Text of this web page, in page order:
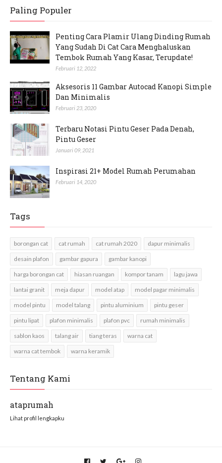
Paling Populer
Penting Cara Plamir Ulang Dinding Rumah
Yang Sudah Di Cat Cara Menghaluskan
Tembok Rumah Yang Kasar, Terupdate!
Februari 12, 2022
Aksesoris 11 Gambar Autocad Kanopi Simple
Dan Minimalis
Februari 23, 2020
Terbaru Notasi Pintu Geser Pada Denah,
Pintu Geser
Januari 09, 2021
Inspirasi 21+ Model Rumah Perumahan
Februari 14, 2020
Tags
borongan cat cat rumah cat rumah 2020 dapur minimalis
desain plafon gambar gapura gambar kanopi
harga borongan cat hiasan ruangan kompor tanam lagu jawa
lantai granit meja dapur model atap model pagar minimalis
model pintu model talang pintu aluminium pintu geser
pintu lipat plafon minimalis plafon pvc rumah minimalis
sablon kaos talang air tiang teras warna cat
warna cat tembok warna keramik
Tentang Kami
ataprumah
Lihat profil lengkapku